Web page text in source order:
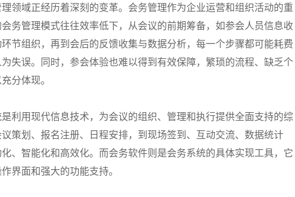
领域正经历着深刻的变革。会务管理作为企业运营和组织活动的重
务管理模式往往效率低下，从会议的前期筹备，如参会人员信息收
节组织，再到会后的反馈收集与数据分析，每一个步骤都可能耗费
失误。同时，参会体验也难以得到有效保障，繁琐的流程、缺乏个
分体现。
利用现代信息技术，为会议的组织、管理和执行提供全面支持的综
策划、报名注册、日程安排，到现场签到、互动交流、数据统计
、智能化和高效化。而会务软件则是会务系统的具体实现工具，它
界面和强大的功能支持。